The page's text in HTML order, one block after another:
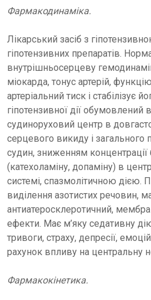
Фармакодинаміка.
Лікарський засіб з
гіпотензивних препаратів.
внутрішньосерцеву
міокарда, тонус артерій,
артеріальний тиск і стабілізує
гіпотензивної дії обумовлений
судиноруховий центр в
серцевого викиду і
судин, зниженням концентрації
(катехоламіну, допаміну) в
системі, спазмолітичною дією.
виділення азотистих речовин,
антиатеросклеротичний,
ефекти. Має м’яку седативну
тривоги, страху, депресії,
рахунок впливу на центральну
Фармакокінетика.